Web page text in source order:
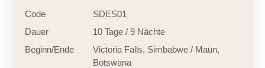
Code
SDES01
Dauer
10 Tage / 9 Nächte
Beginn/Ende
Victoria Falls, Simbabwe / Maun,
Botswana